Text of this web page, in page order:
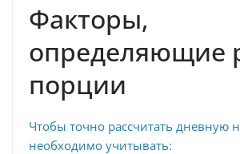
Факторы,
определяющие
порции
Чтобы точно рассчитать дневную
необходимо учитывать: